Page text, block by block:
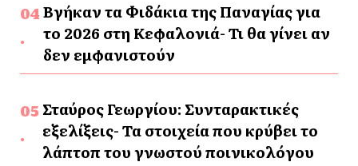
Βγήκαν τα Φιδάκια της Παναγίας για
το 2026 στη Κεφαλονιά- Τι θα γίνει αν
δεν εμφανιστούν
Σταύρος Γεωργίου: Συνταρακτικές
εξελίξεις- Τα στοιχεία που κρύβει το
λάπτοπ του γνωστού ποινικολόγου